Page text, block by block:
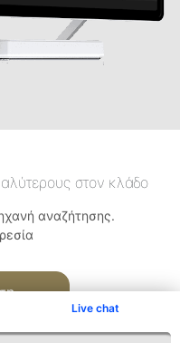
Live chat
στον κλάδο
αναζήτησης.